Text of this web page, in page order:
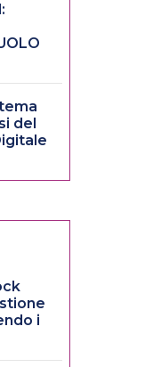
del
i